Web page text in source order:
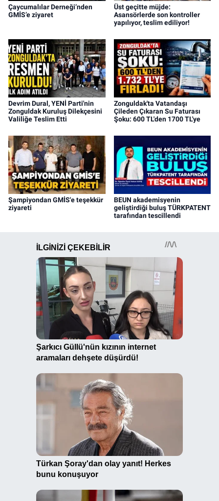
Çaycumalılar Derneği’nden
GMİS’e ziyaret
Üst geçitte müjde:
Asansörlerde son kontroller
yapılıyor, teslim ediliyor!
Devrim Dural, YENİ Parti'nin
Zonguldak Kuruluş Dilekçesini
Valiliğe Teslim Etti
Zonguldak'ta Vatandaşı
Çileden Çıkaran Su Faturası
Şoku: 600 TL'den 1700 TL'ye
Şampiyondan GMİS'e teşekkür
ziyareti
BEUN akademisyenin
geliştirdiği buluş TÜRKPATENT
tarafından tescillendi